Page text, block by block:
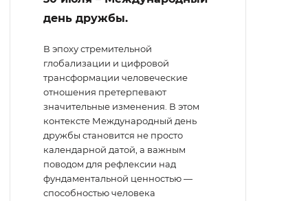
день дружбы.
В эпоху стремительной
глобализации и цифровой
трансформации человеческие
отношения претерпевают
значительные изменения. В этом
контексте Международный день
дружбы становится не просто
календарной датой, а важным
поводом для рефлексии над
фундаментальной ценностью —
способностью человека